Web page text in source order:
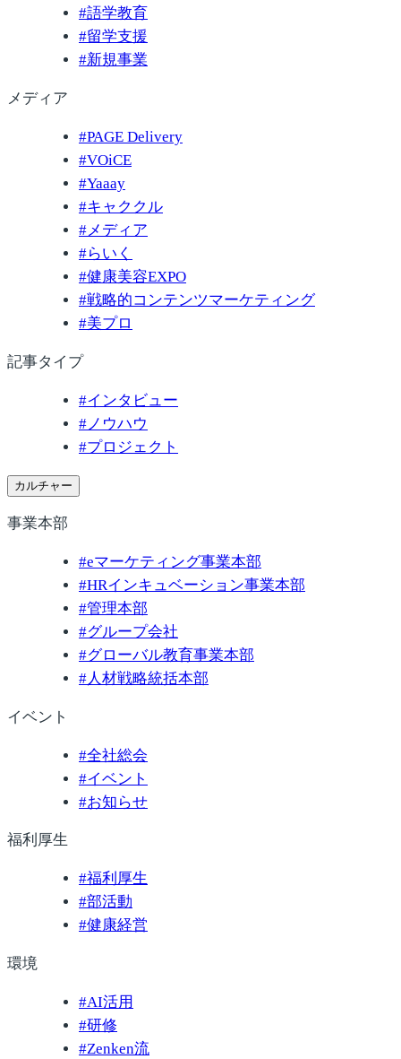
#語学教育
#留学支援
#新規事業
メディア
#PAGE Delivery
#VOiCE
#Yaaay
#キャククル
#メディア
#らいく
#健康美容EXPO
#戦略的コンテンツマーケティング
#美プロ
記事タイプ
#インタビュー
# ノウハウ
#プロジェクト
カルチャー
事業本部
#eマーケティング事業本部
#HRインキュベーション事業本部
#管理本部
#グループ会社
#グローバル教育事業本部
#人材戦略統括本部
イベント
#全社総会
#イベント
#お知らせ
福利厚生
#福利厚生
#部活動
#健康経営
環境
#AI活用
#研修
#Zenken流